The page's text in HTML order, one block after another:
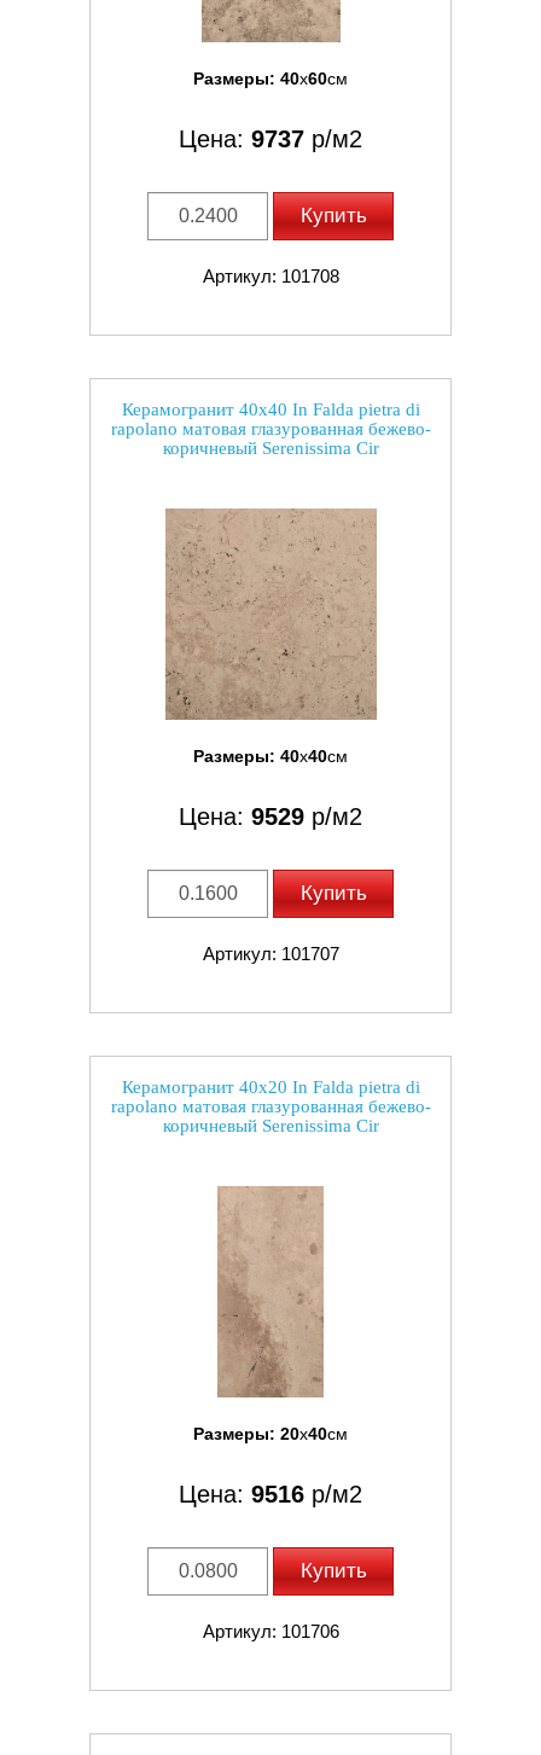
Размеры: 40x60см
Цена: 9737 р/м2
Купить
Артикул: 101708
Керамогранит 40x40 In Falda pietra di
rapolano матовая глазурованная бежево-
коричневый Serenissima Cir
Размеры: 40x40см
Цена: 9529 р/м2
Купить
Артикул: 101707
Керамогранит 40x20 In Falda pietra di
rapolano матовая глазурованная бежево-
коричневый Serenissima Cir
Размеры: 20x40см
Цена: 9516 р/м2
Купить
Артикул: 101706